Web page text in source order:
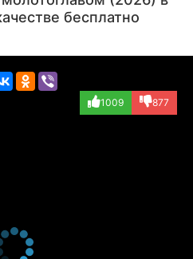
бесплатно
1009 877